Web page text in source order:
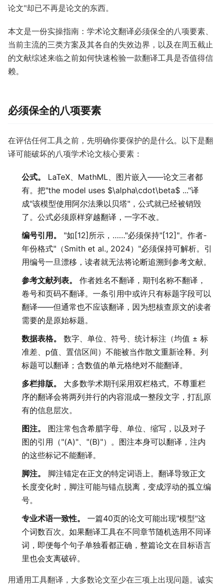
论文"却已不再是论文的东西。
本文是一份实操指南：学术论文翻译必须保全的八项要素、
当前主流的三类方案及其各自的失效边界，以及在周五截止
的文献综述来临之前如何快速检验一款翻译工具是否值得信
赖。
必须保全的八项要素
在评估任何工具之前，先明确你要保护的是什么。以下是翻
译可能破坏的八项学术论文核心要素：
公式。
LaTeX、MathML、图片嵌入——论文三者都
有。把"the model uses $\alpha\cdot\beta$ ..."译
成"该模型使用阿尔法乘以贝塔"，公式就已经被销毁
了。公式必须原样穿越翻译，一字不改。
编号引用。
"如[12]所示，……"必须保持"[12]"。作者-
年份格式"（Smith et al., 2024）"必须保持可解析。引
用编号一旦漂移，读者就无法将论断追溯到参考文献。
参考文献列表。
作者姓名不翻译，期刊名称不翻译，
卷号和页码不翻译。一条引用中或许只有标题字段可以
翻译——但通常也不应该翻译，因为想核查原文的读者
需要的是原始标题。
数据表格。
数字、单位、符号、统计标注（均值 ± 标
准差、p值、置信区间）不能被当作散文重新诠释。列
标题可以翻译；含数值的单元格绝对不能翻译。
多栏排版。
大多数学术期刊采用双栏格式。不尊重栏
序的翻译会将两列并行的内容混成一整段文字，打乱原
有的信息层次。
图注。
图注常包含希腊字母、单位、缩写，以及对子
图的引用（"(A)"、"(B)"）。图注本身可以翻译，注内
的这些标记不能翻译。
脚注。
脚注锚定在正文的特定词语上。翻译导致正文
长度变化时，脚注可能与锚点脱离，变成浮动的孤立编
号。
专业术语一致性。
一篇40页的论文可能出现"模型"这
个词数百次。如果翻译工具在不同章节随机选用不同译
词，即便每个句子单独看都正确，整篇论文在目标语言
里也会支离破碎。
用通用工具翻译，大多数论文至少在三项上出现问题。诚实